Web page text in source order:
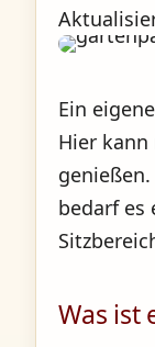
Ein
Hier
bedarf es
Was ist